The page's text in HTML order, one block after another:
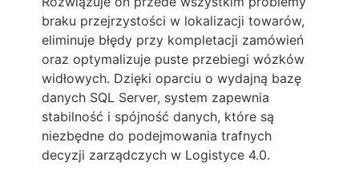
braku przejrzystości w lokalizacji towarów,
eliminuje błędy przy kompletacji zamówień
oraz optymalizuje puste przebiegi wózków
widłowych. Dzięki oparciu o wydajną bazę
danych SQL Server, system zapewnia
stabilność i spójność danych, które są
niezbędne do podejmowania trafnych
decyzji zarządczych w Logistyce 4.0.